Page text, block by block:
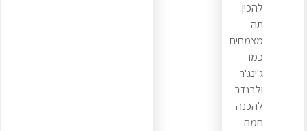
להכין
תה
מצמחים
כמו
ג'ינג'ר
ולבנדר
להכנה
חמה